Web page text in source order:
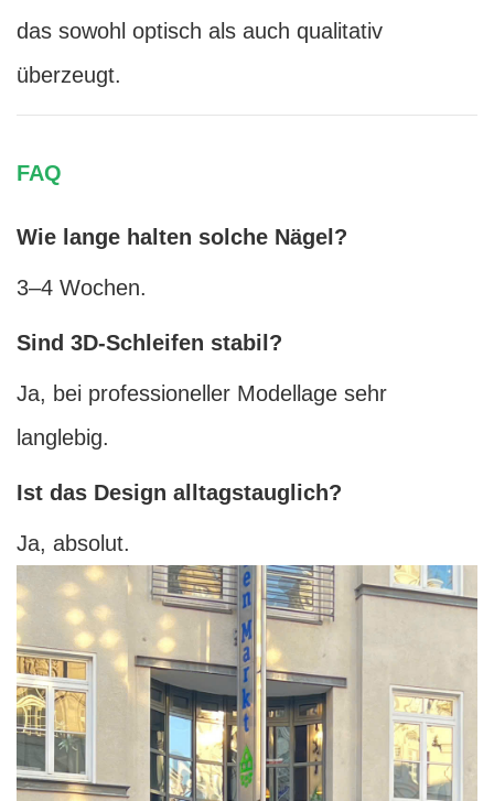
das sowohl optisch als auch qualitativ
überzeugt.
FAQ
Wie lange halten solche Nägel?
3–4 Wochen.
Sind 3D-Schleifen stabil?
Ja, bei professioneller Modellage sehr
langlebig.
Ist das Design alltagstauglich?
Ja, absolut.